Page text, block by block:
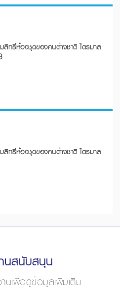
สิทธิ์ห้องชุดของคนต่างชาติ ไตรมาส
สิทธิ์ห้องชุดของคนต่างชาติ ไตรมาส
นสนับสนุน
เพื่อดูข้อมูลเพิ่มเติม